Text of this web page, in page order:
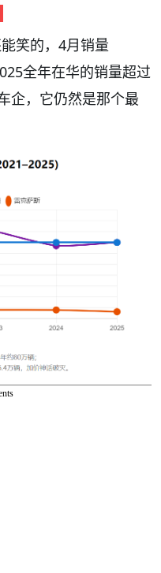
笑的，4月销量
全年在华的销量超过
企，它仍然是那个最